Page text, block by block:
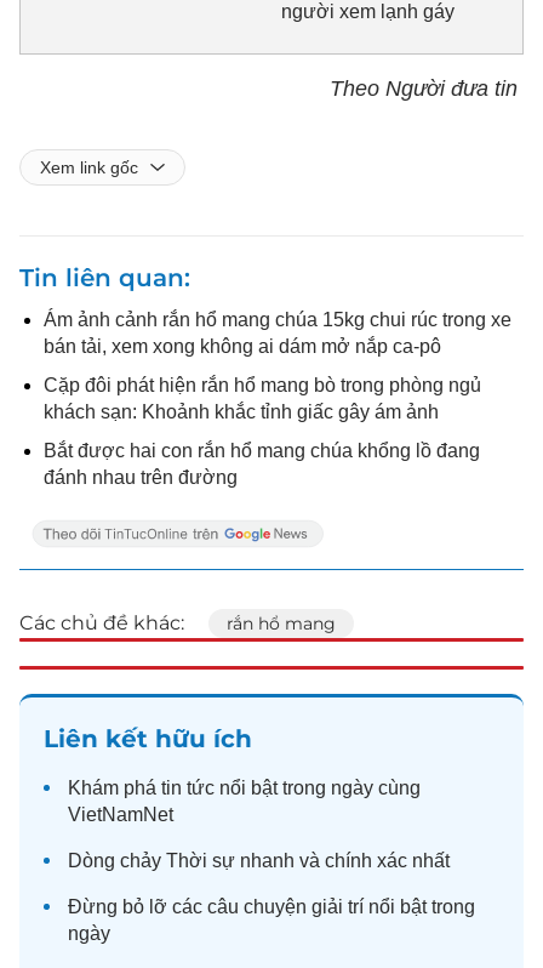
người xem lạnh gáy
Theo Người đưa tin
Xem link gốc
Tin liên quan
Ám ảnh cảnh rắn hổ mang chúa 15kg chui rúc trong xe
bán tải, xem xong không ai dám mở nắp ca-pô
Cặp đôi phát hiện rắn hổ mang bò trong phòng ngủ
khách sạn: Khoảnh khắc tỉnh giấc gây ám ảnh
Bắt được hai con rắn hổ mang chúa khổng lồ đang
đánh nhau trên đường
Các chủ đề khác: rắn hổ mang
Liên kết hữu ích
Khám phá tin tức nổi bật trong ngày cùng
VietNamNet
Dòng chảy Thời sự nhanh và chính xác nhất
Đừng bỏ lỡ các câu chuyện giải trí nổi bật trong
ngày